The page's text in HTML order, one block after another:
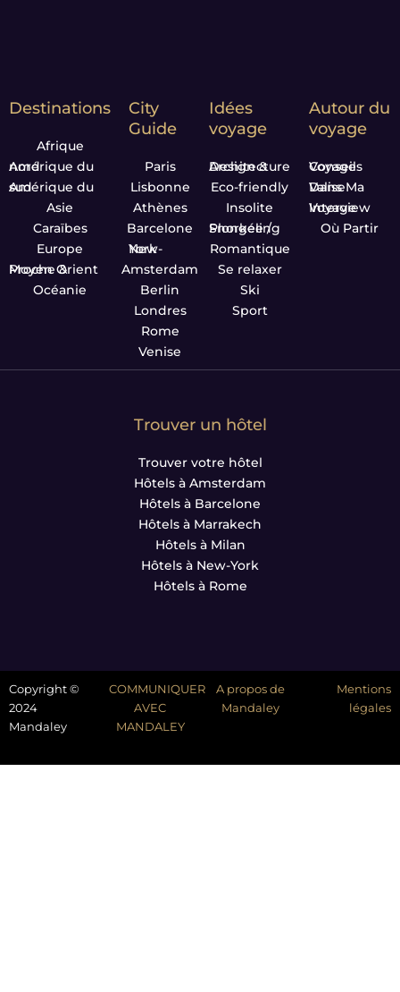
Destinations
Afrique
Amérique du nord
Amérique du sud
Asie
Caraïbes
Europe
Proche & Moyen Orient
Océanie
City
Guide
Paris
Lisbonne
Athènes
Barcelone
New-York
Amsterdam
Berlin
Londres
Rome
Venise
Idées
voyage
Design & Architecture
Eco-friendly
Insolite
Plongée / Snorkeling
Romantique
Se relaxer
Ski
Sport
Autour du
voyage
Conseils Voyage
Dans Ma Valise
Interview Voyage
Où Partir
Trouver un hôtel
Trouver votre hôtel
Hôtels à Amsterdam
Hôtels à Barcelone
Hôtels à Marrakech
Hôtels à Milan
Hôtels à New-York
Hôtels à Rome
Copyright ©
2024
Mandaley
COMMUNIQUER
AVEC
MANDALEY
A propos de
Mandaley
Mentions
légales